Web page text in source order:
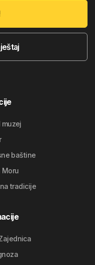
muzej
baštine
Moru
tradicije